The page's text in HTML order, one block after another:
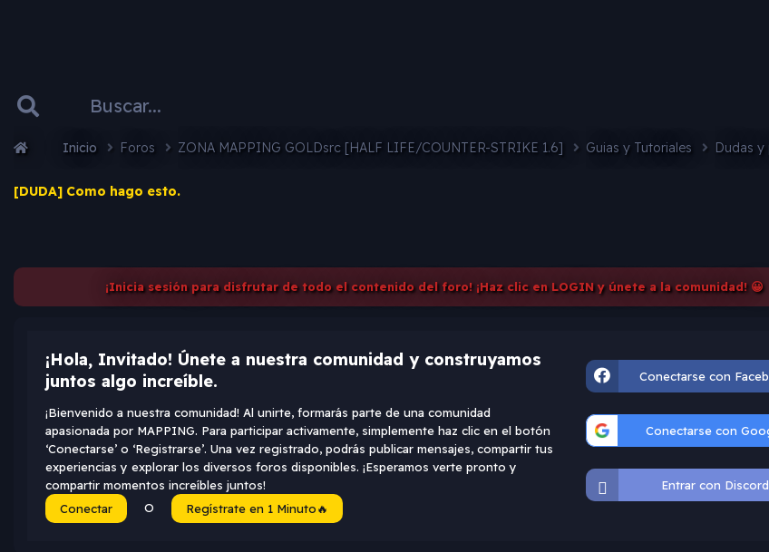
Inicio Foros ZONA MAPPING GOLDsrc [HALF LIFE/COUNTER-STRIKE 1.6] Guias y Tutoriales Dudas y
[DUDA] Como hago esto.
¡Inicia sesión para disfrutar de todo el contenido del foro! ¡Haz clic en LOGIN y únete a la comunidad! 😀
¡Hola, Invitado! Únete a nuestra comunidad y construyamos
juntos algo increíble.
¡Bienvenido a nuestra comunidad! Al unirte, formarás parte de una comunidad
apasionada por MAPPING. Para participar activamente, simplemente haz clic en el botón
‘Conectarse’ o ‘Registrarse’. Una vez registrado, podrás publicar mensajes, compartir tus
experiencias y explorar los diversos foros disponibles. ¡Esperamos verte pronto y
compartir momentos increíbles juntos!
Conectar
O Regístrate en 1 Minuto🔥
Conectarse con
Conectarse con
Entrar con Discord